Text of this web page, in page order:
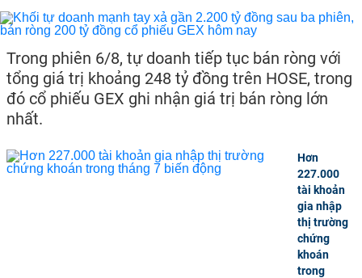
Trong phiên 6/8, tự doanh tiếp tục bán ròng với
tổng giá trị khoảng 248 tỷ đồng trên HOSE, trong
đó cổ phiếu GEX ghi nhận giá trị bán ròng lớn
nhất.
Hơn
227.000
tài khoản
gia nhập
thị trường
chứng
khoán
trong